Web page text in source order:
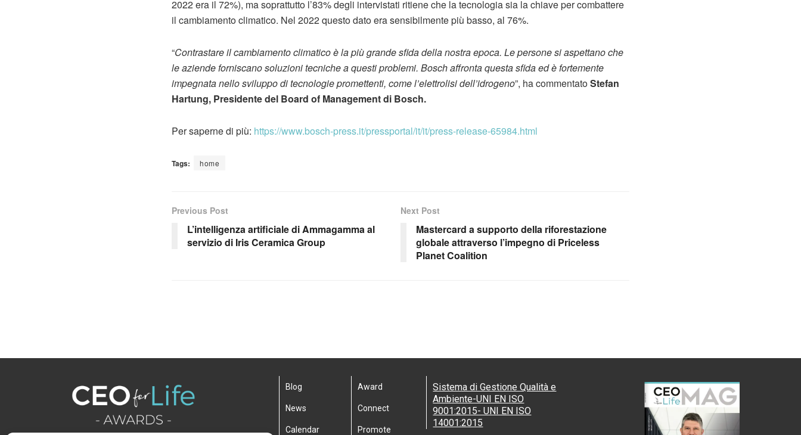
2022 era il 72%), ma soprattutto l’83% degli intervistati ritiene che la tecnologia sia la chiave per combattere
il cambiamento climatico. Nel 2022 questo dato era sensibilmente più basso, al 76%.
“Contrastare il cambiamento climatico è la più grande sfida della nostra epoca. Le persone si aspettano che
le aziende forniscano soluzioni tecniche a questi problemi. Bosch affronta questa sfida ed è fortemente
impegnata nello sviluppo di tecnologie promettenti, come l’elettrolisi dell’idrogeno”, ha commentatoStefan
Hartung, Presidente del Board of Management di Bosch.
Per saperne di più: https://www.bosch-press.it/pressportal/it/it/press-release-65984.html
Tags: home
Previous Post
L’intelligenza artificiale di Ammagamma al
servizio di Iris Ceramica Group
Next Post
Mastercard a supporto della riforestazione
globale attraverso l’impegno di Priceless
Planet Coalition
Blog
News
Calendar
Award
Connect
Promote
Sistema di Gestione Qualità e
Ambiente-UNI EN ISO
9001:2015- UNI EN ISO
14001:2015